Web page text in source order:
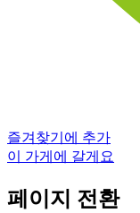
즐겨찾기에 추가
이 가게에 갈게요
페이지 전환